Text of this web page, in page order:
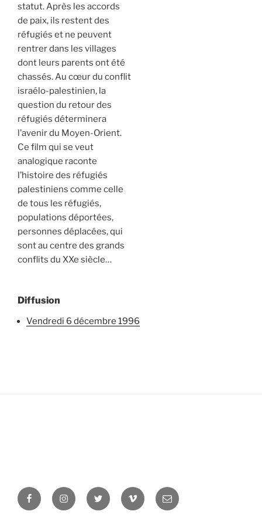
statut. Après les accords
de paix, ils restent des
réfugiés et ne peuvent
rentrer dans les villages
dont leurs parents ont été
chassés. Au cœur du conflit
israélo-palestinien, la
question du retour des
réfugiés déterminera
l’avenir du Moyen-Orient.
Ce film qui se veut
analogique raconte
l’histoire des réfugiés
palestiniens comme celle
de tous les réfugiés,
populations déportées,
personnes déplacées, qui
sont au centre des grands
conflits du XXe siècle…
Diffusion
vendredi 6 décembre 1996
FacebookInstagramTwitter Vimeo Newsletter